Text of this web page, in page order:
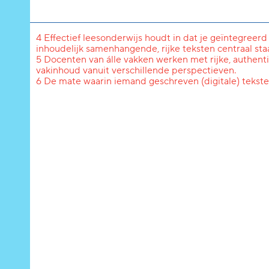
4 Effectief leesonderwijs houdt in dat je
inhoudelijk samenhangende, rijke teksten centraal
5 Docenten van álle vakken werken met rijke,
vakinhoud vanuit verschillende perspectieven.
6 De mate waarin iemand geschreven (digitale)